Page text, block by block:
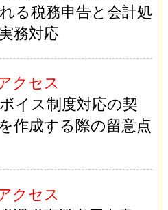
る税務申告と会計処
務対応
クセス
イス制度対応の契
作成する際の留意点
クセス